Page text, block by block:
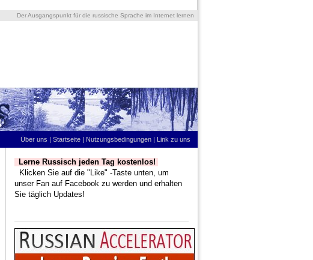
Der Ausgangspunkt für die russische Sprache im Internet lernen
Über uns | Startseite | Nutzungsbedingungen | Link zu uns
Lerne Russisch jeden Tag kostenlos!
Klicken Sie auf die "Like" -Taste unten, um
unser Fan auf Facebook zu werden und erhalten
Sie täglich Updates!